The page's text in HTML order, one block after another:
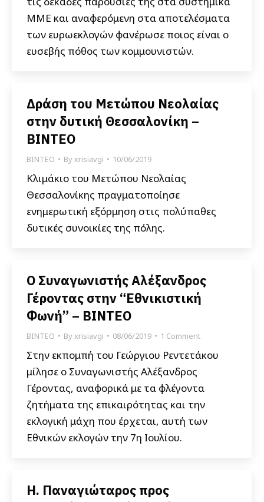
ΜΜΕ και αναφερόμενη στα αποτελέσματα
των ευρωεκλογών φανέρωσε ποιος είναι ο
ευσεβής πόθος των κομμουνιστών.
Δράση του Μετώπου Νεολαίας
στην δυτική Θεσσαλονίκη –
ΒΙΝΤΕΟ
ΒΙΝΤΕΟ Byxrisiavgi 10/06/2019
Κλιμάκιο του Μετώπου Νεολαίας
Θεσσαλονίκης πραγματοποίησε
ενημερωτική εξόρμηση στις πολύπαθες
δυτικές συνοικίες της πόλης.
Ο Συναγωνιστής Αλέξανδρος
Γέροντας στην “Εθνικιστική
Φωνή” – ΒΙΝΤΕΟ
ΒΙΝΤΕΟ Byxrisiavgi 08/06/2019 1 Comment
Στην εκπομπή του Γεώργιου Ρεντετάκου
μίλησε ο Συναγωνιστής Αλέξανδρος
Γέροντας, αναφορικά με τα φλέγοντα
ζητήματα της επικαιρότητας και την
εκλογική μάχη που έρχεται, αυτή των
Εθνικών εκλογών την 7η Ιουλίου.
Η. Παναγιώταρος προς